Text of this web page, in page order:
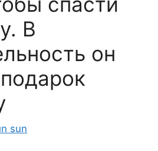
В
он
sun